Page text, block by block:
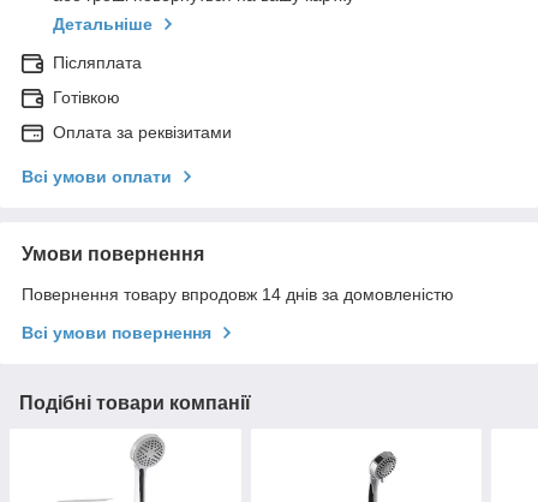
Детальніше
Післяплата
Готівкою
Оплата за реквізитами
Всі умови оплати
Умови повернення
Повернення товару впродовж 14 днів за домовленістю
Всі умови повернення
Подібні товари компанії